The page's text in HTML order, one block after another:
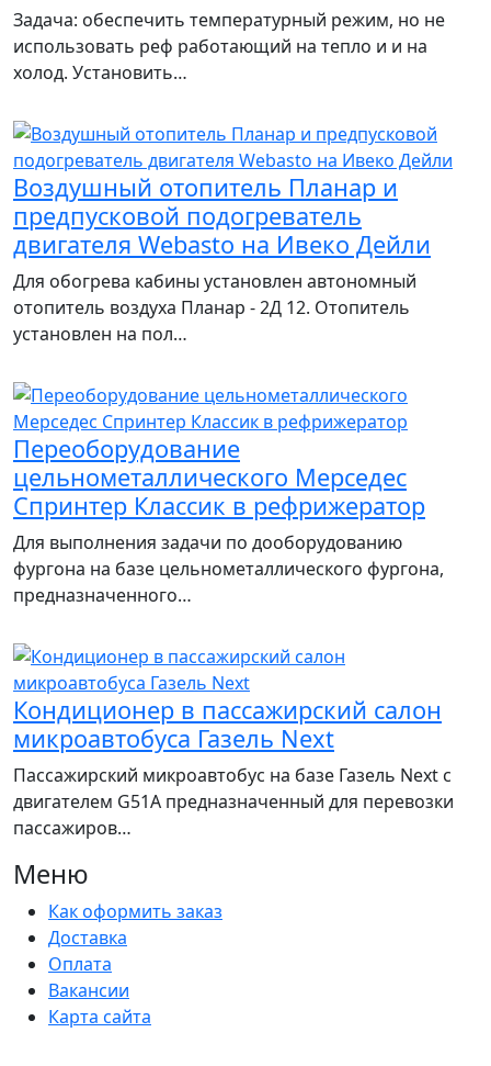
Задача: обеспечить температурный режим, но не
использовать реф работающий на тепло и и на
холод. Установить…
Воздушный отопитель Планар и
предпусковой подогреватель
двигателя Webasto на Ивеко Дейли
Для обогрева кабины установлен автономный
отопитель воздуха Планар - 2Д 12. Отопитель
установлен на пол…
Переоборудование
цельнометаллического Мерседес
Спринтер Классик в рефрижератор
Для выполнения задачи по дооборудованию
фургона на базе цельнометаллического фургона,
предназначенного…
Кондиционер в пассажирский салон
микроавтобуса Газель Next
Пассажирский микроавтобус на базе Газель Next с
двигателем G51A предназначенный для перевозки
пассажиров…
Меню
Как оформить заказ
Доставка
Оплата
Вакансии
Карта сайта